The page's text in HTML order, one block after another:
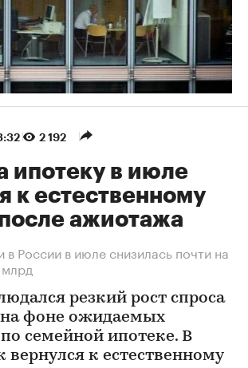
2 192
ипотеку в июле
к естественному
ажиотажа
в России в июле снизилась почти на
резкий рост спроса
на фоне ожидаемых
семейной ипотеке. В
к естественному